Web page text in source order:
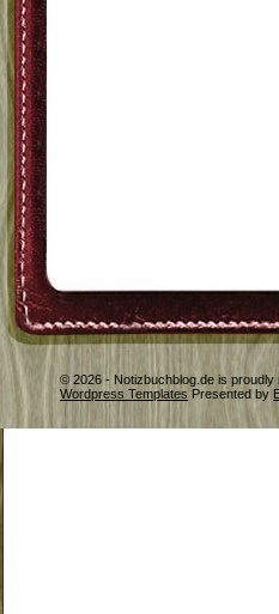
© 2026 - Notizbuchblog.de is proudly
Wordpress Templates Presented by